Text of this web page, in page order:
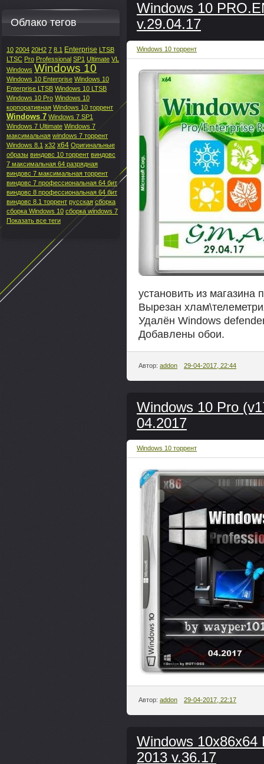
Windows 10
v.29.04.17
Windows 10 торрент
установить из
Вырезан
Удалён Windows
Добавлены обои.
Автор: addon 29-04-2017, 22:44
Windows 10 Pro
04.2017
Windows 10 торрент
Автор: addon 29-04-2017, 22:17
Windows
2013 v.36.17
Облако тегов
10 2004 20H2 7 8.1 Enterprise LTSB
LTSC Pro Professional SP1 Ultimate VL
Windows Windows 10
Windows 10 Enterprise Windows 10
Enterprise LTSB Windows 10 LTSB
Windows 10 Pro Windows 10
корпоративная Windows 10 торрент
Windows 7 Windows 7 SP1
Windows 7 Ultimate Windows 7
максимальная windows 7 торрент
Windows 8.1 x32 x64 Оригинальные
образы виндовс 10 торрент виндовс
7 максимальная 64 разрядная
виндовс 7 максимальная торрент
виндовс 7 профессиональная 64 бит
виндовс 8 профессиональная 64 бит
виндовс 8.1 торрент русская сборка
сборка Windows 10 сборка windows 7
Показать все теги